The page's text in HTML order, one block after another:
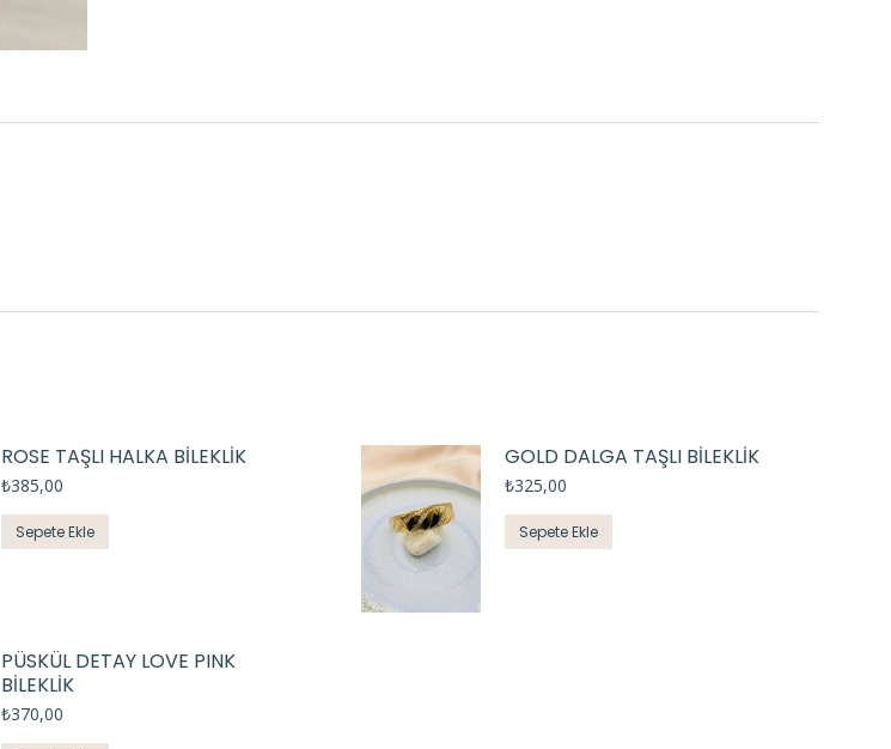
ROSE TAŞLI HALKA BİLEKLİK
₺385,00
Sepete Ekle
GOLD DALGA TAŞLI BİLEKLİK
₺325,00
Sepete Ekle
PÜSKÜL DETAY LOVE PINK
BİLEKLİK
₺370,00